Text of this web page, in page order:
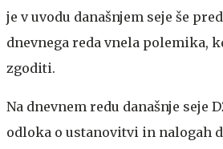
je v uvodu današnjem seje še
dnevnega reda vnela polemika,
zgoditi.
Na dnevnem redu današnje seje
odloka o ustanovitvi in nalogah